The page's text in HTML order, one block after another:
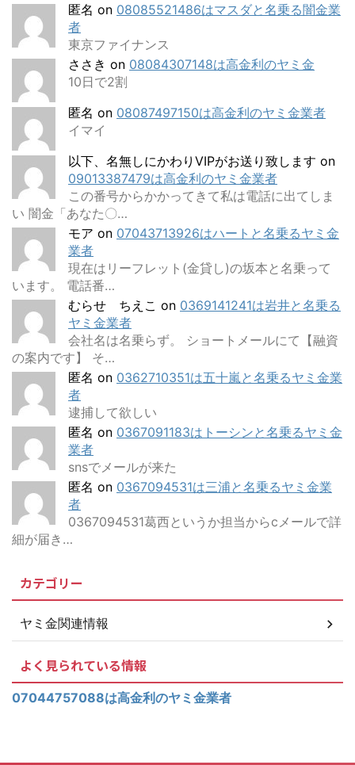
匿名 on 08085521486はマスダと名乗る闇金業
者
東京ファイナンス
ささき on 08084307148は高金利のヤミ金
10日で2割
匿名 on 08087497150は高金利のヤミ金業者
イマイ
以下、名無しにかわりVIPがお送り致します on
09013387479は高金利のヤミ金業者
この番号からかかってきて私は電話に出てしま
い 闇金「あなた〇…
モア on 07043713926はハートと名乗るヤミ金
業者
現在はリーフレット(金貸し)の坂本と名乗って
います。 電話番…
むらせ ちえこ on 0369141241は岩井と名乗る
ヤミ金業者
会社名は名乗らず。 ショートメールにて【融資
の案内です】 そ…
匿名 on 0362710351は五十嵐と名乗るヤミ金業
者
逮捕して欲しい
匿名 on 0367091183はトーシンと名乗るヤミ金
業者
snsでメールが来た
匿名 on 0367094531は三浦と名乗るヤミ金業
者
0367094531葛西というか担当からcメールで詳
細が届き…
カテゴリー
ヤミ金関連情報
よく見られている情報
07044757088は高金利のヤミ金業者